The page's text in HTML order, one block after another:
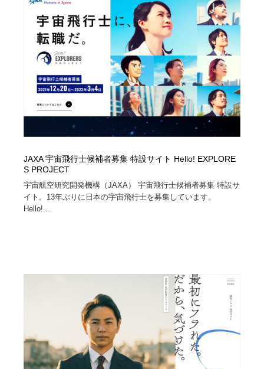
JAXA 宇宙飛行士候補者募集 特設サイト Hello! EXPLORE
S PROJECT
宇宙航空研究開発機構（JAXA） 宇宙飛行士候補者募集 特設サ
イト。13年ぶりに日本の宇宙飛行士を募集しています。
Hello!...